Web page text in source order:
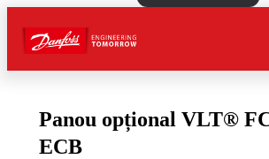
Panou opțional VLT®
ECB